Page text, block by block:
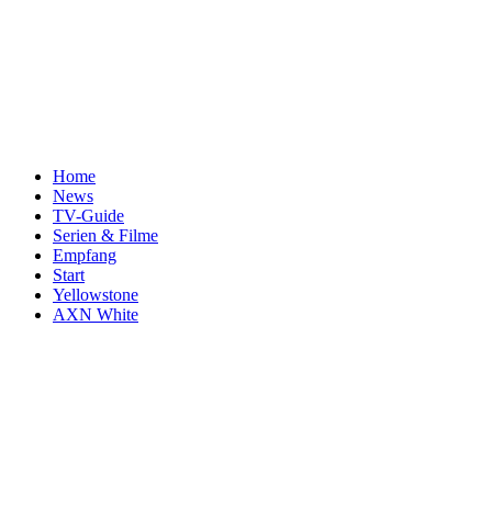
Home
News
TV-Guide
Serien & Filme
Empfang
Start
Yellowstone
AXN White